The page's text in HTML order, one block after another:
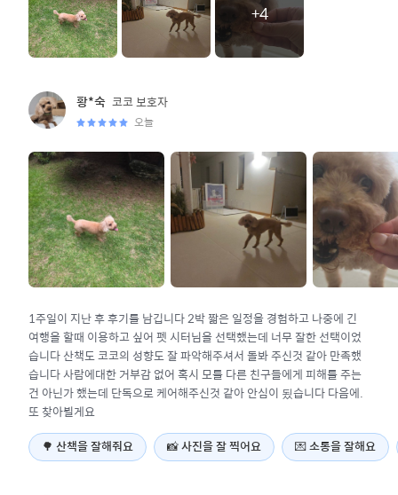
+4
황*숙 코코보호자
오늘
1주일이 지난 후 후기를 남깁니다 2박 짧은 일정을 경험하고 나중에 긴
여행을 할때 이용하고 싶어 펫 시터님을 선택했는데 너무 잘한 선택이었
습니다 산책도 코코의 성향도 잘 파악해주셔서 돌봐 주신것 같아 만족했
습니다 사람에대한 거부감 없어 혹시 모를 다른 친구들에게 피해를 주는
건 아닌가 했는데 단독으로 케어해주신것 같아 안심이 됬습니다 다음에.
또 찾아뵐게요
🌳 산책을 잘해줘요 📸사진을 잘 찍어요 💌 소통을 잘해요